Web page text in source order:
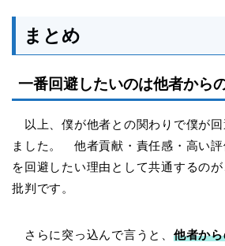
まとめ
一番回避したいのは他者から
以上、僕が他者との関わりで僕が回
ました。 他者貢献・責任感・高い評
を回避したい理由として共通するの
批判です。
さらに突っ込んで言うと、 他者か